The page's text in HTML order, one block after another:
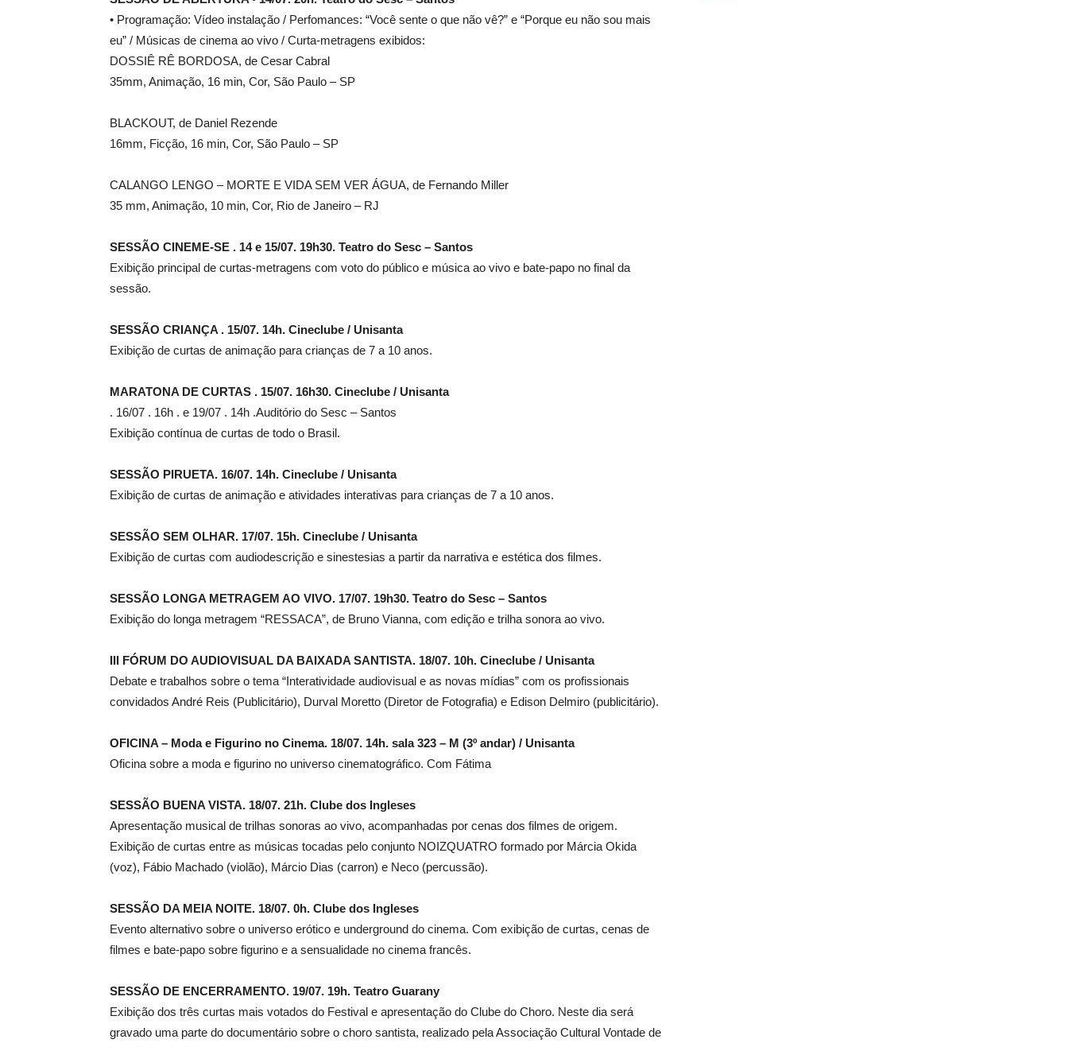
• Programação: Vídeo instalação / Perfomances: “Você sente o que não vê?” e “Porque eu não sou mais
eu” / Músicas de cinema ao vivo / Curta-metragens exibidos:
DOSSIÊ RÊ BORDOSA, de Cesar Cabral
35mm, Animação, 16 min, Cor, São Paulo – SP
BLACKOUT, de Daniel Rezende
16mm, Ficção, 16 min, Cor, São Paulo – SP
CALANGO LENGO – MORTE E VIDA SEM VER ÁGUA, de Fernando Miller
35 mm, Animação, 10 min, Cor, Rio de Janeiro – RJ
SESSÃO CINEME-SE . 14 e 15/07. 19h30. Teatro do Sesc – Santos
Exibição principal de curtas-metragens com voto do público e música ao vivo e bate-papo no final da
sessão.
SESSÃO CRIANÇA . 15/07. 14h. Cineclube / Unisanta
Exibição de curtas de animação para crianças de 7 a 10 anos.
MARATONA DE CURTAS . 15/07. 16h30. Cineclube / Unisanta
. 16/07 . 16h . e 19/07 . 14h .Auditório do Sesc – Santos
Exibição contínua de curtas de todo o Brasil.
SESSÃO PIRUETA. 16/07. 14h. Cineclube / Unisanta
Exibição de curtas de animação e atividades interativas para crianças de 7 a 10 anos.
SESSÃO SEM OLHAR. 17/07. 15h. Cineclube / Unisanta
Exibição de curtas com audiodescrição e sinestesias a partir da narrativa e estética dos filmes.
SESSÃO LONGA METRAGEM AO VIVO. 17/07. 19h30. Teatro do Sesc – Santos
Exibição do longa metragem “RESSACA”, de Bruno Vianna, com edição e trilha sonora ao vivo.
III FÓRUM DO AUDIOVISUAL DA BAIXADA SANTISTA. 18/07. 10h. Cineclube / Unisanta
Debate e trabalhos sobre o tema “Interatividade audiovisual e as novas mídias” com os profissionais
convidados André Reis (Publicitário), Durval Moretto (Diretor de Fotografia) e Edison Delmiro (publicitário).
OFICINA – Moda e Figurino no Cinema. 18/07. 14h. sala 323 – M (3º andar) / Unisanta
Oficina sobre a moda e figurino no universo cinematográfico. Com Fátima
SESSÃO BUENA VISTA. 18/07. 21h. Clube dos Ingleses
Apresentação musical de trilhas sonoras ao vivo, acompanhadas por cenas dos filmes de origem.
Exibição de curtas entre as músicas tocadas pelo conjunto NOIZQUATRO formado por Márcia Okida
(voz), Fábio Machado (violão), Márcio Dias (carron) e Neco (percussão).
SESSÃO DA MEIA NOITE. 18/07. 0h. Clube dos Ingleses
Evento alternativo sobre o universo erótico e underground do cinema. Com exibição de curtas, cenas de
filmes e bate-papo sobre figurino e a sensualidade no cinema francês.
SESSÃO DE ENCERRAMENTO. 19/07. 19h. Teatro Guarany
Exibição dos três curtas mais votados do Festival e apresentação do Clube do Choro. Neste dia será
gravado uma parte do documentário sobre o choro santista, realizado pela Associação Cultural Vontade de